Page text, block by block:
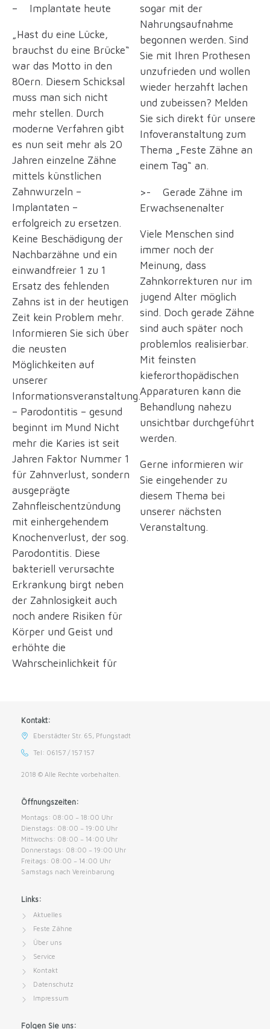
– Implantate heute
„Hast du eine Lücke,
brauchst du eine Brücke“
war das Motto in den
80ern. Diesem Schicksal
muss man sich nicht
mehr stellen. Durch
moderne Verfahren gibt
es nun seit mehr als 20
Jahren einzelne Zähne
mittels künstlichen
Zahnwurzeln –
Implantaten –
erfolgreich zu ersetzen.
Keine Beschädigung der
Nachbarzähne und ein
einwandfreier 1 zu 1
Ersatz des fehlenden
Zahns ist in der heutigen
Zeit kein Problem mehr.
Informieren Sie sich über
die neusten
Möglichkeiten auf
unserer
Informationsveranstaltung.
– Parodontitis – gesund
beginnt im Mund Nicht
mehr die Karies ist seit
Jahren Faktor Nummer 1
für Zahnverlust, sondern
ausgeprägte
Zahnfleischentzündung
mit einhergehendem
Knochenverlust, der sog.
Parodontitis. Diese
bakteriell verursachte
Erkrankung birgt neben
der Zahnlosigkeit auch
noch andere Risiken für
Körper und Geist und
erhöhte die
Wahrscheinlichkeit für
sogar mit der
Nahrungsaufnahme
begonnen werden. Sind
Sie mit Ihren Prothesen
unzufrieden und wollen
wieder herzahft lachen
und zubeissen? Melden
Sie sich direkt für unsere
Infoveranstaltung zum
Thema „Feste Zähne an
einem Tag“ an.
>- Gerade Zähne im
Erwachsenenalter
Viele Menschen sind
immer noch der
Meinung, dass
Zahnkorrekturen nur im
jugend Alter möglich
sind. Doch gerade Zähne
sind auch später noch
problemlos realisierbar.
Mit feinsten
kieferorthopädischen
Apparaturen kann die
Behandlung nahezu
unsichtbar durchgeführt
werden.
Gerne informieren wir
Sie eingehender zu
diesem Thema bei
unserer nächsten
Veranstaltung.
Kontakt:
Eberstädter Str. 65, Pfungstadt
Tel: 06157 / 157 157
2018 © Alle Rechte vorbehalten.
Öffnungszeiten:
Montags: 08:00 − 18:00 Uhr
Dienstags: 08:00 − 19:00 Uhr
Mittwochs: 08:00 − 14:00 Uhr
Donnerstags: 08:00 − 19:00 Uhr
Freitags: 08:00 − 14:00 Uhr
Samstags nach Vereinbarung
Links:
Aktuelles
Feste Zähne
Über uns
Service
Kontakt
Datenschutz
Impressum
Folgen Sie uns: